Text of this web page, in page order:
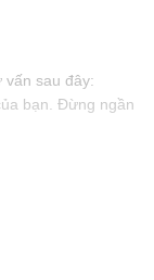
sau đây:
bạn. Đừng ngần